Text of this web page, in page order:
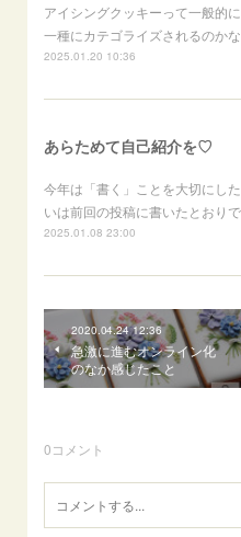
アイシングクッキーって一般的
一種にカテゴライズされるのか
2025.01.20 10:36
あらためて自己紹介を♡
今年は「書く」ことを大切にし
いは前回の投稿に書いたとおり
2025.01.08 23:00
2020.04.24 12:36
急激に進むオンライン化
のなか感じたこと
0コメント